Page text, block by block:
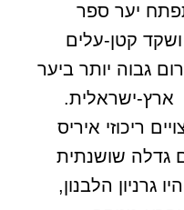
יער ספר
קטן-עלים
גבוה יותר ביער
ארץ-ישראלית.
ריכוזי איריס
גדלה שושנתית
גרניון הלבנון,